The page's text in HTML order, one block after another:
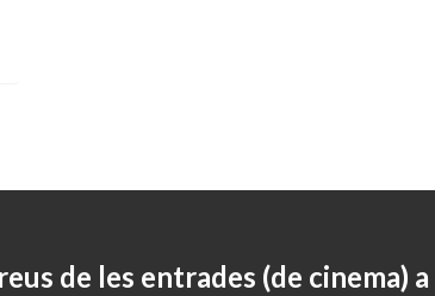
de les entrades (de cinema)